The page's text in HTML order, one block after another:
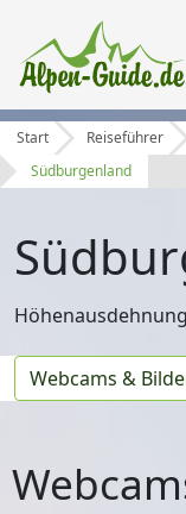
Start Reiseführer
Südburgenland